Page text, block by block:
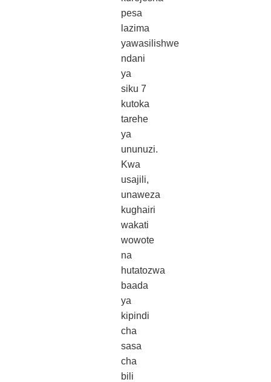
pesa
lazima
yawasilishwe
ndani
ya
siku 7
kutoka
tarehe
ya
ununuzi.
Kwa
usajili,
unaweza
kughairi
wakati
wowote
na
hutatozwa
baada
ya
kipindi
cha
sasa
cha
bili